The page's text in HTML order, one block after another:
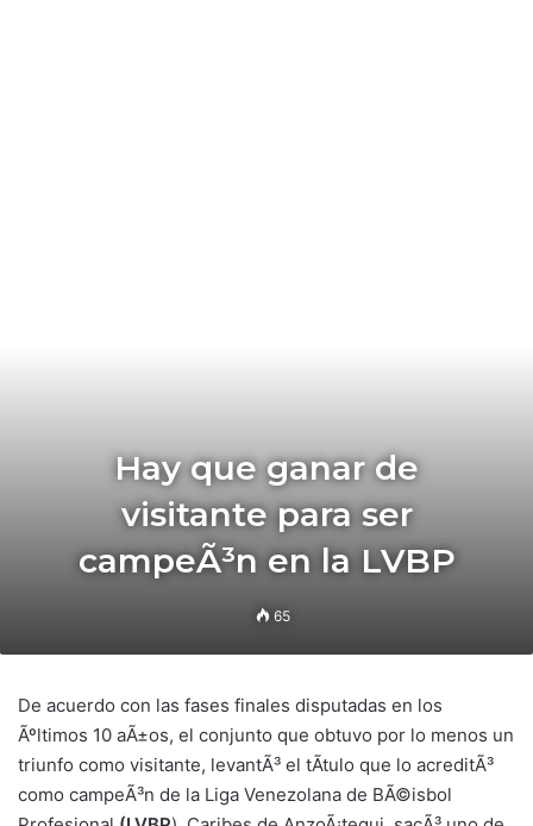
Hay que ganar de
visitante para ser
campeÃ³n en la LVBP
65
De acuerdo con las fases finales disputadas en los
Ãºltimos 10 aÃ±os, el conjunto que obtuvo por lo menos un
triunfo como visitante, levantÃ³ el tÃ­tulo que lo acreditÃ³
como campeÃ³n de la Liga Venezolana de BÃ©isbol